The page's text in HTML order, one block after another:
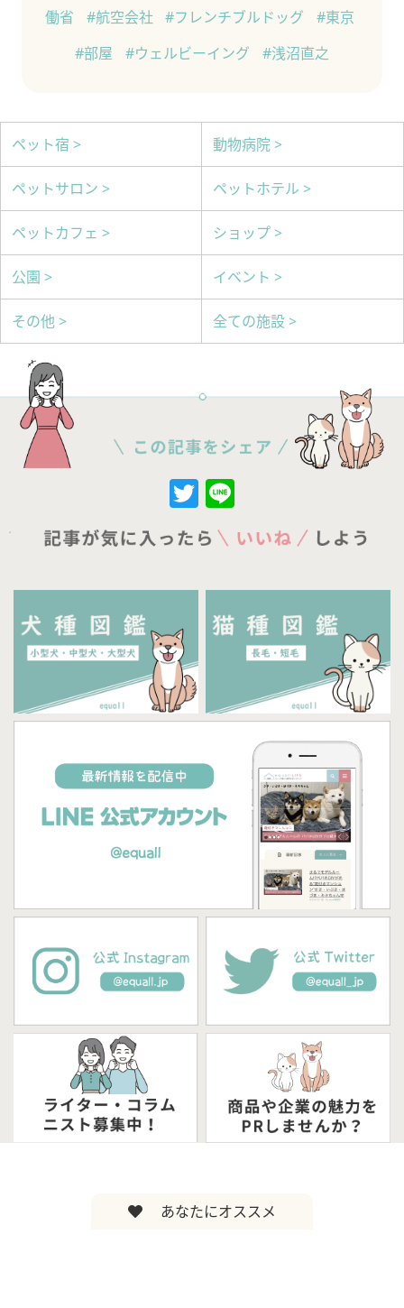
働省
#航空会社 #フレンチブルドッグ
#東京
#部屋
#ウェルビーイング #浅沼直之
ペット宿 > 動物病院 >
ペットサロン > ペットホテル >
ペットカフェ > ショップ >
公園 > イベント >
その他 > 全ての施設 >
Twitter
あなたにオススメ